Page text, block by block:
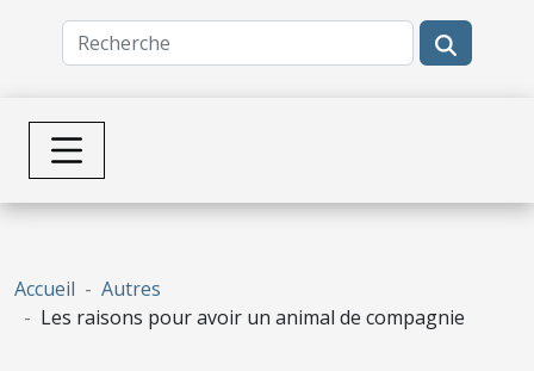
Accueil
Autres
Les raisons pour avoir un animal de compagnie